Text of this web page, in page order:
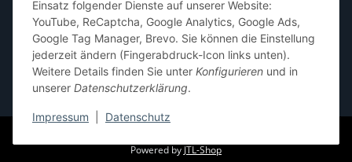
Einsatz folgender Dienste auf unserer Website:
YouTube, ReCaptcha, Google Analytics, Google Ads,
Google Tag Manager, Brevo. Sie können die Einstellung
jederzeit ändern (Fingerabdruck-Icon links unten).
Weitere Details finden Sie unter Konfigurieren und in
unserer Datenschutzerklärung.
Impressum Datenschutz
* Alle Preise inkl. gesetzlicher USt., zzgl.Versand
Powered by JTL-Shop